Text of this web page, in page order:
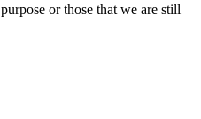
or those that we are still